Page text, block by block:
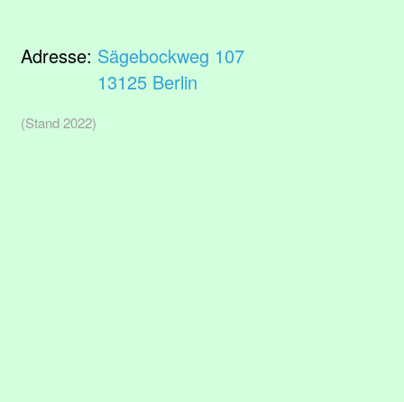
Adresse: Sägebockweg 107
13125 Berlin
(Stand 2022)